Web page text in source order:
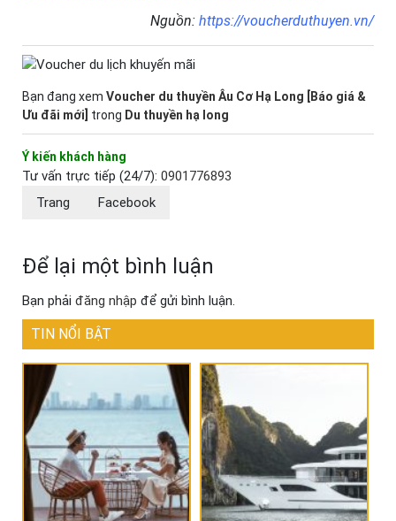
Nguồn: https://voucherduthuyen.vn/
Bạn đang xem Voucher du thuyền Âu Cơ Hạ Long [Báo giá &
Ưu đãi mới] trong Du thuyền hạ long
Ý kiến khách hàng
Tư vấn trực tiếp (24/7): 0901776893
Trang
Facebook
Để lại một bình luận
Bạn phải đăng nhập để gửi bình luận.
TIN NỔI BẬT